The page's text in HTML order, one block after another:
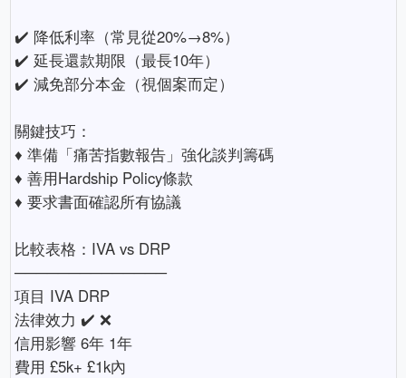
✔️ 降低利率（常見從20%→8%）
✔️ 延長還款期限（最長10年）
✔️ 減免部分本金（視個案而定）
關鍵技巧：
♦ 準備「痛苦指數報告」強化談判籌碼
♦ 善用Hardship Policy條款
♦ 要求書面確認所有協議
比較表格：IVA vs DRP
──────────────
項目 IVA DRP
法律效力 ✔️ ❌
信用影響 6年 1年
費用 £5k+ £1k內